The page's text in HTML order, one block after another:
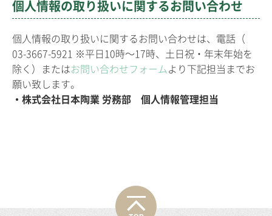
個人情報の取り扱いに関するお問い合わせ
個人情報の取り扱いに関するお問い合わせは、電話（
03-3667-5921 ※平日10時〜17時、土日祝・年末年始を
除く）またはお問い合わせフォームより下記担当までお
願い致します。
・株式会社日本陶業 労務部 個人情報管理担当